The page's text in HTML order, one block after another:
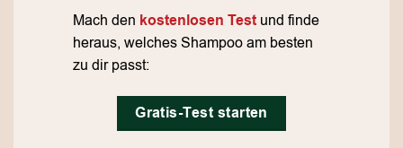
Mach den kostenlosen Testund finde
heraus, welches Shampoo am besten
zu dir passt:
Gratis-Test starten